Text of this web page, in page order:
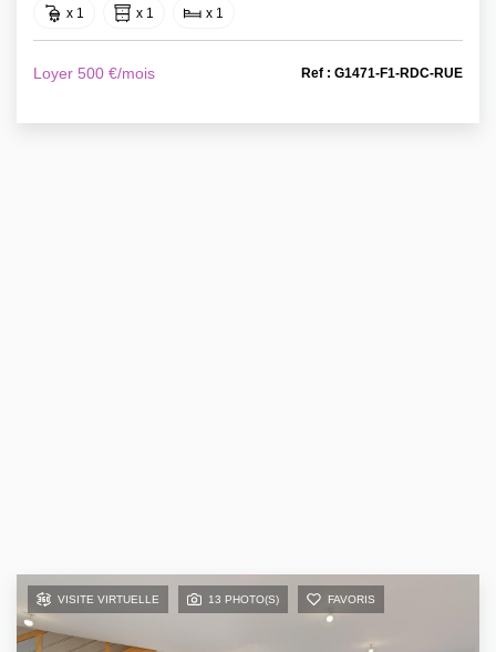
x 1 x 1 x 1
Loyer 500 €/mois Ref : G1471-F1-RDC-RUE
VISITE VIRTUELLE 13 PHOTO(S) FAVORIS